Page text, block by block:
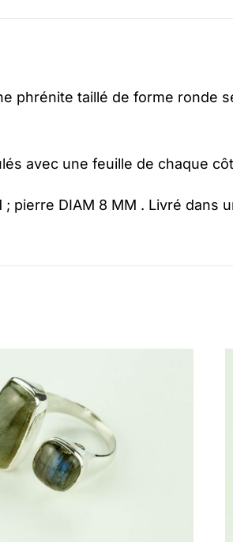
phrénite taillé de forme ronde
avec une feuille de chaque
; pierre DIAM 8 MM . Livré dans